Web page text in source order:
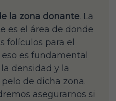
la zona donante. La
es el área de donde
folículos para el
es fundamental
densidad y la
de dicha zona.
asegurarnos si